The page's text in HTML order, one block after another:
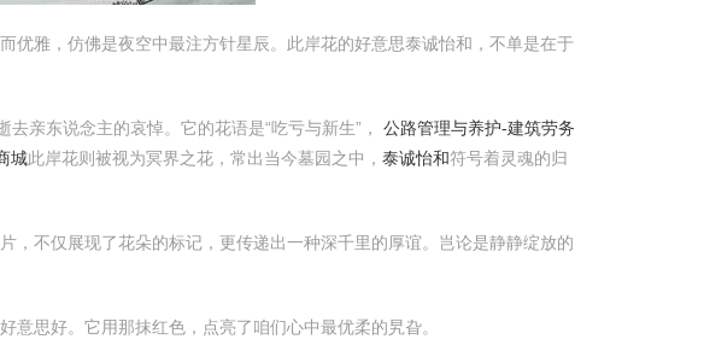
优雅，仿佛是夜空中最注方针星辰。此岸花的好意思泰诚怡和，不单是在于
去亲东说念主的哀悼。它的花语是“吃亏与新生”， 公路管理与养护-建筑劳务
城此岸花则被视为冥界之花，常出当今墓园之中， 泰诚怡和符号着灵魂的归
，不仅展现了花朵的标记，更传递出一种深千里的厚谊。岂论是静静绽放的
思好。它用那抹红色，点亮了咱们心中最优柔的旯旮。